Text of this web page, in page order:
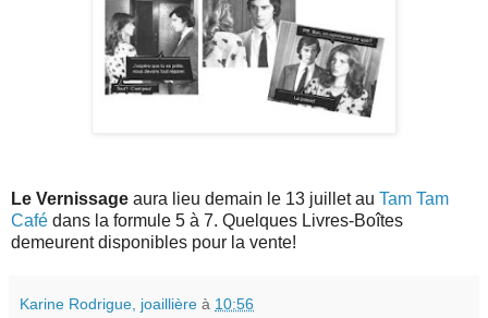
Le Vernissage aura lieu demain le 13 juillet au Tam Tam
Café dans la formule 5 à 7. Quelques Livres-Boîtes
demeurent disponibles pour la vente!
Karine Rodrigue, joaillière à 10:56